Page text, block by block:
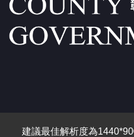
建議最佳解析度為